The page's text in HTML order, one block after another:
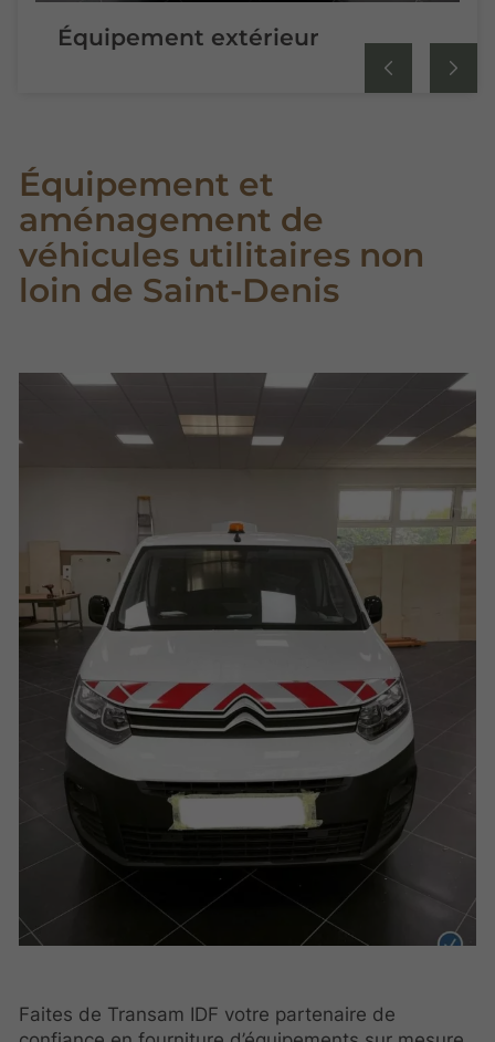
Équipement extérieur
Équipement et
aménagement de
véhicules utilitaires non
loin de Saint-Denis
Faites de Transam IDF votre partenaire de